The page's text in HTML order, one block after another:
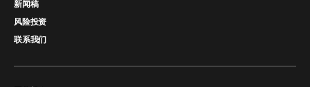
新闻稿
风险投资
联系我们